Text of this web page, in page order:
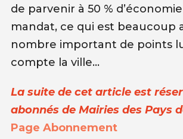
de parvenir à 50 %
mandat, ce qui est beaucoup
nombre important de points
compte la ville…
La suite de cet article est
abonnés de Mairies des Pays
Page Abonnement